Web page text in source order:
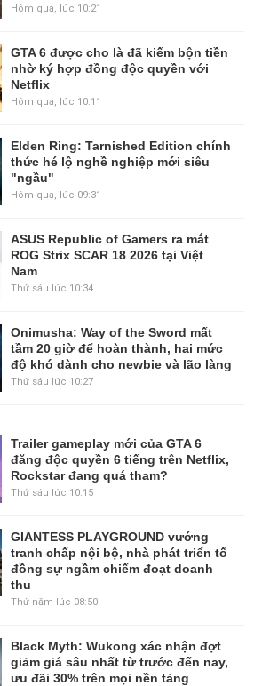
Hôm qua, lúc 10:21
GTA 6 được cho là đã kiếm bộn tiền
nhờ ký hợp đồng độc quyền với
Netflix
Hôm qua, lúc 10:11
Elden Ring: Tarnished Edition chính
thức hé lộ nghề nghiệp mới siêu
"ngầu"
Hôm qua, lúc 09:31
ASUS Republic of Gamers ra mắt
ROG Strix SCAR 18 2026 tại Việt
Nam
Thứ sáu lúc 10:34
Onimusha: Way of the Sword mất
tầm 20 giờ để hoàn thành, hai mức
độ khó dành cho newbie và lão làng
Thứ sáu lúc 10:27
Trailer gameplay mới của GTA 6
đăng độc quyền 6 tiếng trên Netflix,
Rockstar đang quá tham?
Thứ sáu lúc 10:15
GIANTESS PLAYGROUND vướng
tranh chấp nội bộ, nhà phát triển tố
đồng sự ngầm chiếm đoạt doanh
thu
Thứ năm lúc 08:50
Black Myth: Wukong xác nhận đợt
giảm giá sâu nhất từ trước đến nay,
ưu đãi 30% trên mọi nền tảng